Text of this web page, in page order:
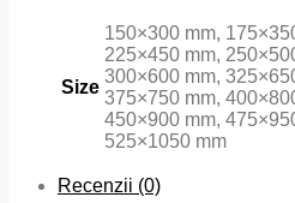
Size
150×300 mm,
225×450 mm,
300×600 mm,
375×750 mm,
450×900 mm,
525×1050 mm
Recenzii (0)